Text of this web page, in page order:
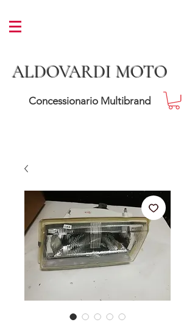
ALDOVARDI MOTO
Concessionario Multibrand